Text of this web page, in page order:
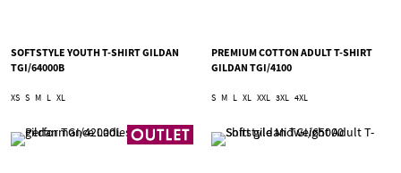
SOFTSTYLE YOUTH T-SHIRT GILDAN
TGI/64000B
XS S M L XL
PREMIUM COTTON ADULT T-SHIRT
GILDAN TGI/4100
S M L XL XXL 3XL 4XL